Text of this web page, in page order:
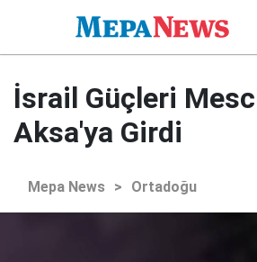
İsrail Güçleri
Aksa'ya Girdi
Mepa News > Ortadoğu